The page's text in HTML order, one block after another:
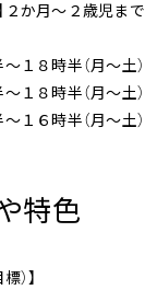
２か月～２歳児まで
～１８時半（月～土）
～１８時半（月～土）
１６時半（月～土）
特色
）】